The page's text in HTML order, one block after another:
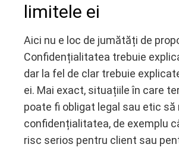
limitele ei
Aici nu e loc de jumătăți de
Confidențialitatea trebuie
dar la fel de clar trebuie
ei. Mai exact, situațiile în care
poate fi obligat legal sau etic să
confidențialitatea, de exemplu
risc serios pentru client sau